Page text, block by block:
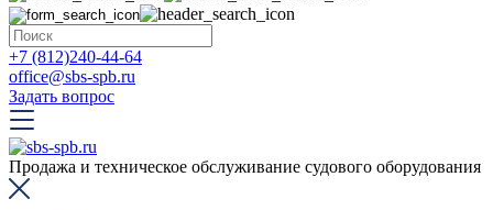
+7 (812)240-44-64
office@sbs-spb.ru
Задать вопрос
Продажа и техническое обслуживание судового оборудования